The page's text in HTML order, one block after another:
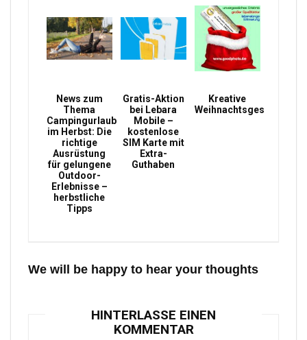
News zum
Thema
Campingurlaub
im Herbst: Die
richtige
Ausrüstung
für gelungene
Outdoor-
Erlebnisse –
herbstliche
Tipps
Gratis-Aktion
bei Lebara
Mobile –
kostenlose
SIM Karte mit
Extra-
Guthaben
Kreative
Weihnachtsgeschenke
We will be happy to hear your thoughts
HINTERLASSE EINEN
KOMMENTAR